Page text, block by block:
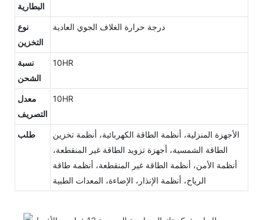
البطارية
نوع
التخزين
درجة حرارة الغلاف الجوي العادية
نسبة
الشحن
10HR
معدل
التصريف
10HR
طلب
الأجهزة المنزلية، أنظمة الطاقة الكهربائية، أنظمة تخزين
الطاقة الشمسية، أجهزة تزويد الطاقة غير المنقطعة،
أنظمة الأمن، أنظمة الطاقة غير المنقطعة، أنظمة طاقة
الرياح، أنظمة الإنذار، الإضاءة، المعدات الطبية